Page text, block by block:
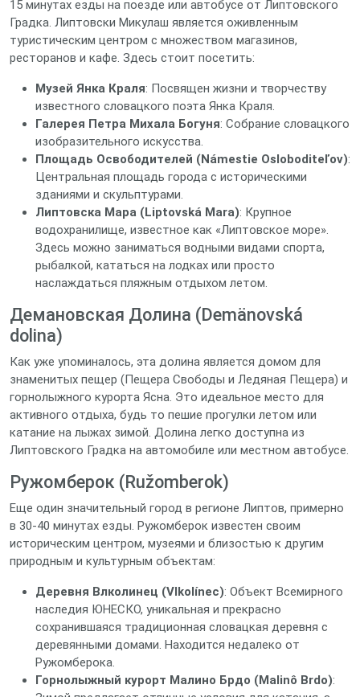
15 минутах езды на поезде или автобусе от Липтовского
Градка. Липтовски Микулаш является оживленным
туристическим центром с множеством магазинов,
ресторанов и кафе. Здесь стоит посетить:
Музей Янка Краля: Посвящен жизни и творчеству
известного словацкого поэта Янка Краля.
Галерея Петра Михала Богуня: Собрание словацкого
изобразительного искусства.
Площадь Освободителей (Námestie Osloboditeľov):
Центральная площадь города с историческими
зданиями и скульптурами.
Липтовска Мара (Liptovská Mara): Крупное
водохранилище, известное как «Липтовское море».
Здесь можно заниматься водными видами спорта,
рыбалкой, кататься на лодках или просто
наслаждаться пляжным отдыхом летом.
Демановская Долина (Demänovská
dolina)
Как уже упоминалось, эта долина является домом для
знаменитых пещер (Пещера Свободы и Ледяная Пещера) и
горнолыжного курорта Ясна. Это идеальное место для
активного отдыха, будь то пешие прогулки летом или
катание на лыжах зимой. Долина легко доступна из
Липтовского Градка на автомобиле или местном автобусе.
Ружомберок (Ružomberok)
Еще один значительный город в регионе Липтов, примерно
в 30-40 минутах езды. Ружомберок известен своим
историческим центром, музеями и близостью к другим
природным и культурным объектам:
Деревня Влколинец (Vlkolínec): Объект Всемирного
наследия ЮНЕСКО, уникальная и прекрасно
сохранившаяся традиционная словацкая деревня с
деревянными домами. Находится недалеко от
Ружомберока.
Горнолыжный курорт Малино Брдо (Malinô Brdo):